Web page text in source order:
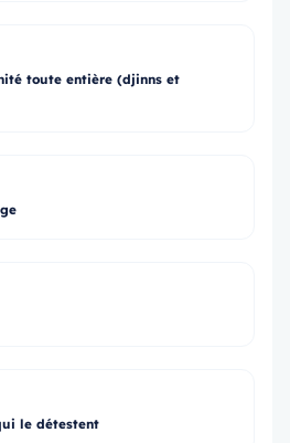
toute entière (djinns et
le détestent